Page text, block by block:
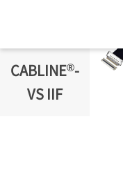
CABLINE®-
VS IIF